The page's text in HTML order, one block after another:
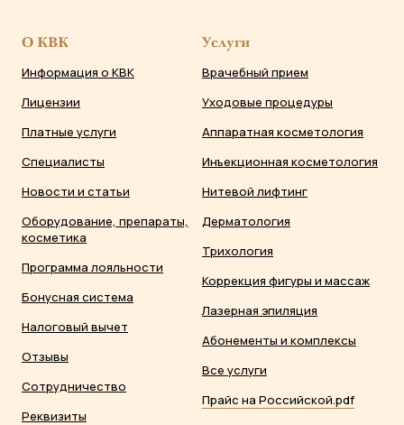
О КВК
Информация о КВК
Лицензии
Платные услуги
Специалисты
Новости и статьи
Оборудование, препараты,
косметика
Программа лояльности
Бонусная система
Налоговый вычет
Отзывы
Сотрудничество
Реквизиты
Услуги
Врачебный прием
Уходовые процедуры
Аппаратная косметология
Инъекционная косметология
Нитевой лифтинг
Дерматология
Трихология
Коррекция фигуры и массаж
Лазерная эпиляция
Абонементы и комплексы
Все услуги
Прайс на Российской.pdf